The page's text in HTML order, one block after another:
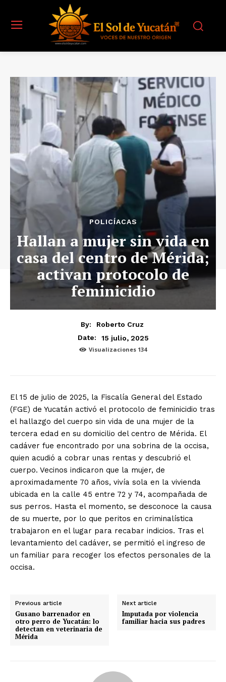
POLICÍACAS
Hallan a mujer sin vida en
casa del centro de Mérida;
activan protocolo de
feminicidio
By:
Roberto Cruz
Date:
15 julio, 2025
Visualizaciones 134
El 15 de julio de 2025, la Fiscalía General del Estado
(FGE) de Yucatán activó el protocolo de feminicidio tras
el hallazgo del cuerpo sin vida de una mujer de la
tercera edad en su domicilio del centro de Mérida. El
cadáver fue encontrado por una sobrina de la occisa,
quien acudió a cobrar unas rentas y descubrió el
cuerpo. Vecinos indicaron que la mujer, de
aproximadamente 70 años, vivía sola en la vivienda
ubicada en la calle 45 entre 72 y 74, acompañada de
sus perros. Hasta el momento, se desconoce la causa
de su muerte, por lo que peritos en criminalística
trabajaron en el lugar para recabar indicios. Tras el
levantamiento del cadáver, se permitió el ingreso de
un familiar para recoger los efectos personales de la
occisa.
Previous article
Gusano barrenador en
otro perro de Yucatán: lo
detectan en veterinaria de
Mérida
Next article
Imputada por violencia
familiar hacia sus padres